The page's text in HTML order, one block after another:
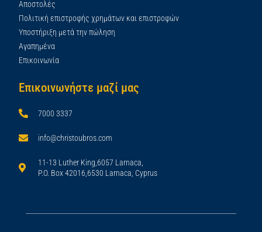
Αποστολές
Πολιτική επιστροφής χρημάτων και επιστροφών
Υποστήριξη μετά την πώληση
Αγαπημένα
Επικοινωνία
Επικοινωνήστε μαζί μας
7000 3337
info@christoubros.com
11-13 Luther King,6057 Larnaca,
P.O. Box 42016,6530 Larnaca, Cyprus